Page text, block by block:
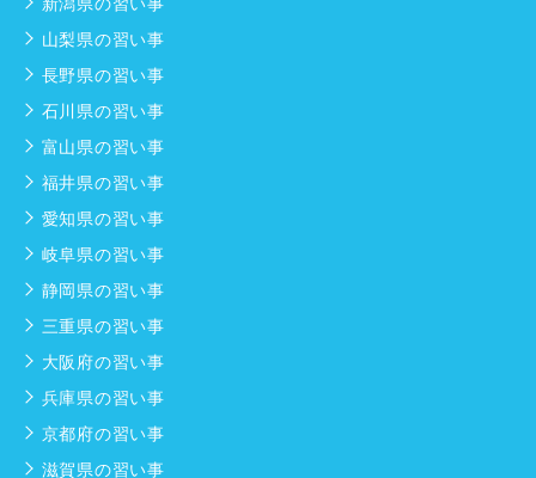
山梨県の習い事
長野県の習い事
石川県の習い事
富山県の習い事
福井県の習い事
愛知県の習い事
岐阜県の習い事
静岡県の習い事
三重県の習い事
大阪府の習い事
兵庫県の習い事
京都府の習い事
滋賀県の習い事